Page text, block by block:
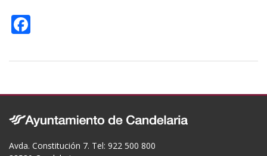
e
o
o
k
Avda. Constitución 7. Tel: 922 500 800